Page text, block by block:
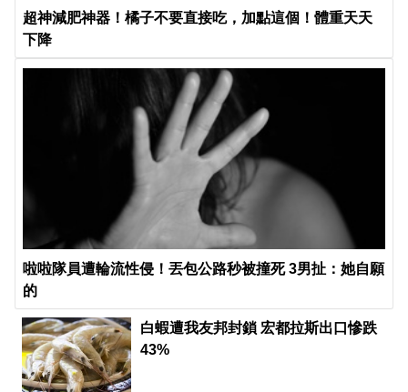
超神減肥神器！橘子不要直接吃，加點這個！體重天天
下降
啦啦隊員遭輪流性侵！丟包公路秒被撞死 3男扯：她自願
的
白蝦遭我友邦封鎖 宏都拉斯出口慘跌
43%